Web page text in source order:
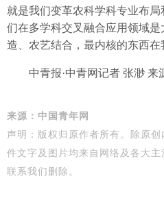
就是我们变革农科学科专业布
们在多学科交叉融合应用领域是
造、农艺结合，最内核的东西在
中青报·中青网记者 张渺 来
来源：中国青年网
声明： 版权归原作者所有。除原
件文字及图片均来自网络及 各大主
联系我们删除。